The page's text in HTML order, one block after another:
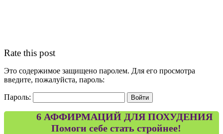
Rate this post
Это содержимое защищено паролем. Для его просмотра
введите, пожалуйста, пароль:
Пароль:
6 АФФИРМАЦИЙ ДЛЯ ПОХУДЕНИЯ
Помоги себе стать стройнее!